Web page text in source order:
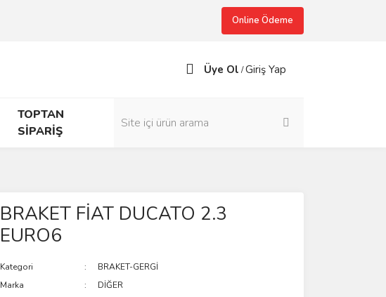
Online Ödeme
Üye Ol /Giriş Yap
TOPTAN
SİPARİŞ
BRAKET FİAT DUCATO 2.3
EURO6
Kategori
BRAKET-GERGİ
Marka
DİĞER